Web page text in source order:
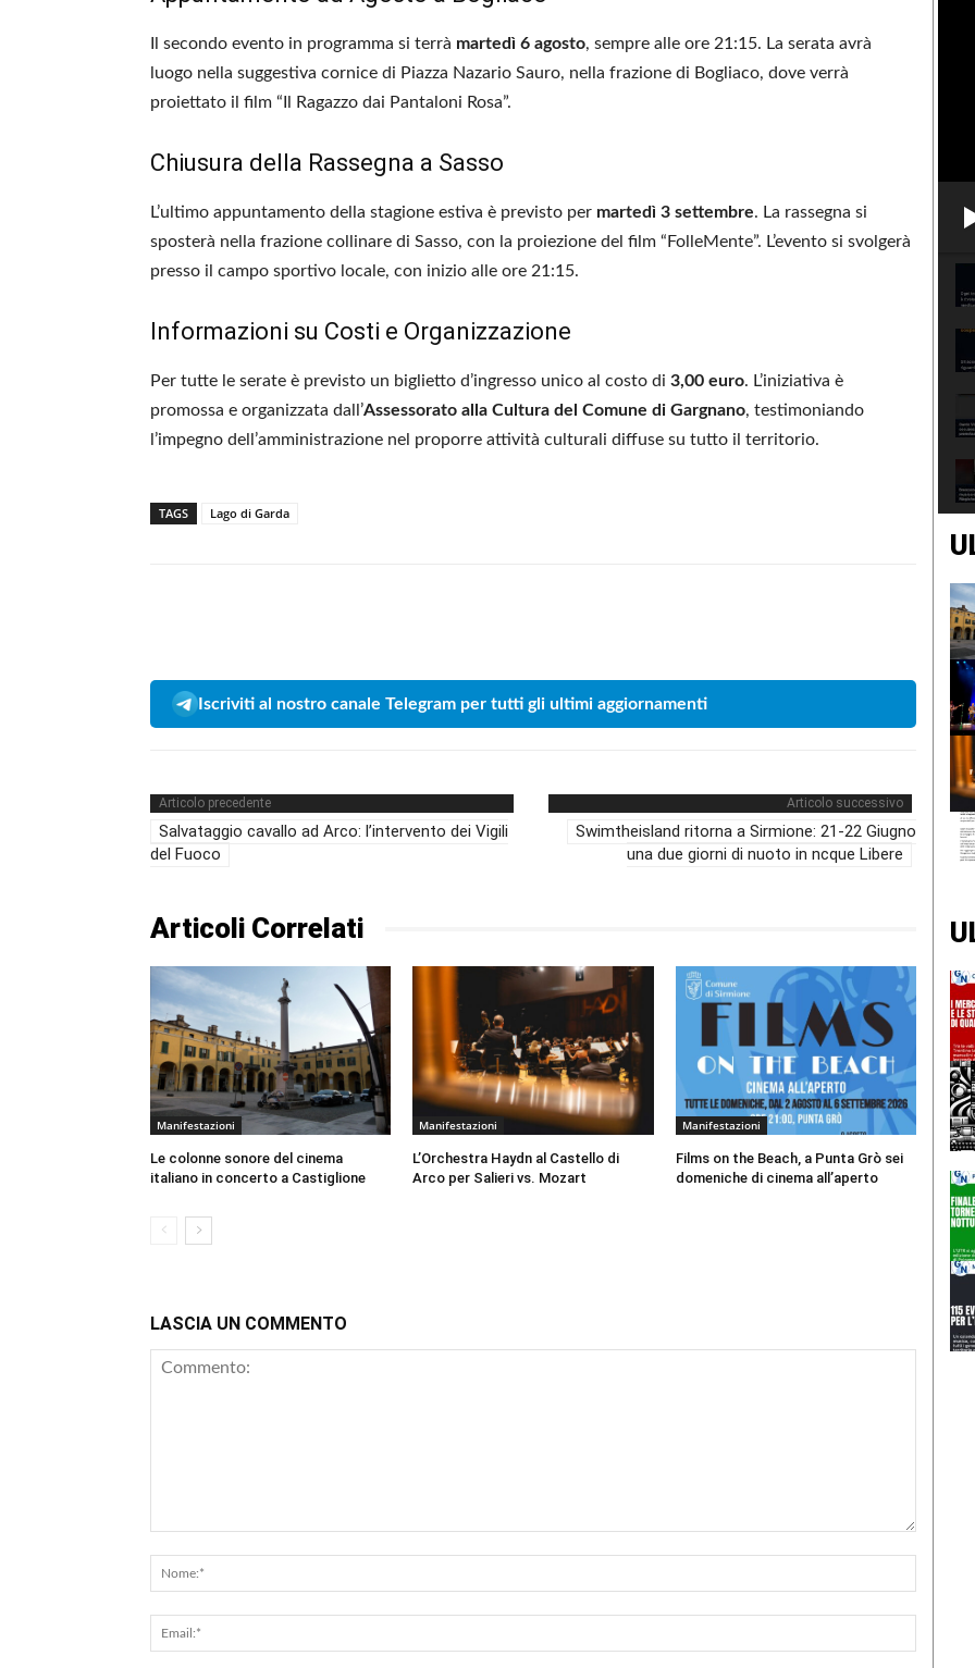
Il secondo evento in programma si terrà martedì 6 agosto, sempre alle ore 21:15. La serata avrà
luogo nella suggestiva cornice di Piazza Nazario Sauro, nella frazione di Bogliaco, dove verrà
proiettato il film “Il Ragazzo dai Pantaloni Rosa”.
Chiusura della Rassegna a Sasso
L’ultimo appuntamento della stagione estiva è previsto per martedì 3 settembre. La rassegna si
sposterà nella frazione collinare di Sasso, con la proiezione del film “FolleMente”. L’evento si svolgerà
presso il campo sportivo locale, con inizio alle ore 21:15.
Informazioni su Costi e Organizzazione
Per tutte le serate è previsto un biglietto d’ingresso unico al costo di 3,00 euro. L’iniziativa è
promossa e organizzata dall’Assessorato alla Cultura del Comune di Gargnano, testimoniando
l’impegno dell’amministrazione nel proporre attività culturali diffuse su tutto il territorio.
TAGS Lago di Garda
Iscriviti al nostro canale Telegram per tutti gli ultimi aggiornamenti
Articolo precedente
Salvataggio cavallo ad Arco: l’intervento dei Vigili
del Fuoco
Articolo successivo
Swimtheisland ritorna a Sirmione: 21-22 Giugno
una due giorni di nuoto in ncque Libere
Articoli Correlati
Manifestazioni
Le colonne sonore del cinema
italiano in concerto a Castiglione
Manifestazioni
L’Orchestra Haydn al Castello di
Arco per Salieri vs. Mozart
Manifestazioni
Films on the Beach, a Punta Grò sei
domeniche di cinema all’aperto
LASCIA UN COMMENTO